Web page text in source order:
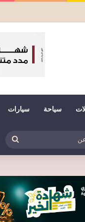
سياحة سيارات
عن